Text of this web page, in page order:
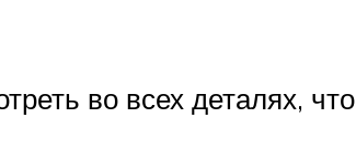
во всех деталях,